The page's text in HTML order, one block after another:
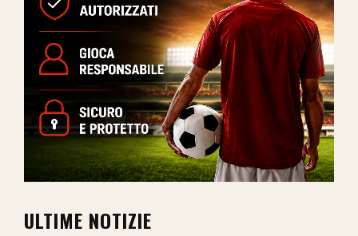
ULTIME NOTIZIE